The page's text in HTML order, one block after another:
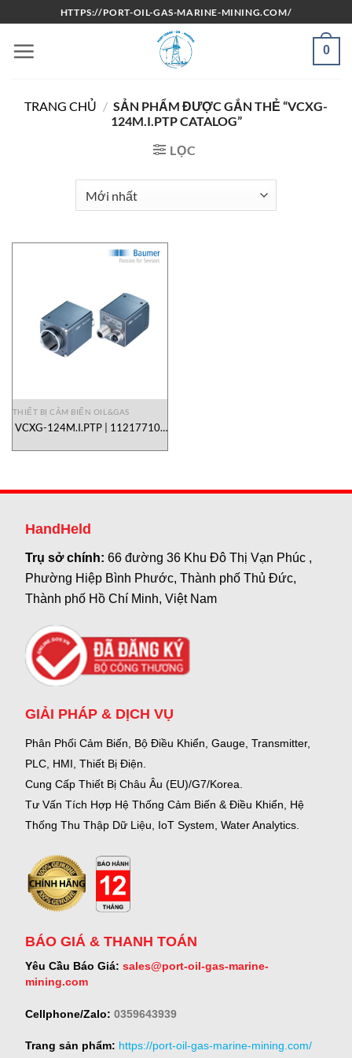
qua
nội
HTTPS://PORT-OIL-GAS-MARINE-MINING.COM/
0
TRANG CHỦ / SẢN PHẨM ĐƯỢC GẮN THẺ “VCXG-
124M.I.PTP CATALOG”
LỌC
THIẾT BỊ CẢM BIẾN OIL&GAS
VCXG-124M.I.PTP | 11217710 |
HandHeld
Trụ sở chính:66 đường 36 Khu Đô Thị Vạn Phúc ,
Phường Hiệp Bình Phước, Thành phố Thủ Đức,
Thành phố Hồ Chí Minh, Việt Nam
GIẢI PHÁP & DỊCH VỤ
Phân Phối Cảm Biến, Bộ Điều Khiển, Gauge, Transmitter,
PLC, HMI, Thiết Bị Điện.
Cung Cấp Thiết Bị Châu Âu (EU)/G7/Korea.
Tư Vấn Tích Hợp Hệ Thống Cảm Biến & Điều Khiển, Hệ
Thống Thu Thập Dữ Liệu, IoT System, Water Analytics.
BÁO GIÁ & THANH TOÁN
Yêu Cầu Báo Giá: sales@port-oil-gas-marine-
mining.com
Cellphone/Zalo: 0359643939
Trang sản phẩm: https://port-oil-gas-marine-mining.com/